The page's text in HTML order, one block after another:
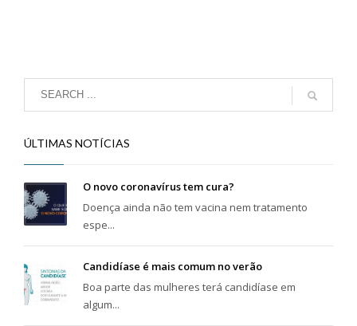
ÚLTIMAS NOTÍCIAS
O novo coronavírus tem cura?
Doença ainda não tem vacina nem tratamento
espe...
Candidíase é mais comum no verão
Boa parte das mulheres terá candidíase em
algum...